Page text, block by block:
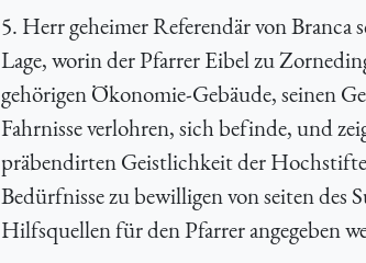
5. Herr geheimer Referendär von
Lage, worin der Pfarrer Eibel zu
gehörigen Ökonomie-Gebäude, seinen
Fahrnisse verlohren, sich befinde, und
präbendirten Geistlichkeit der
Bedürfnisse zu bewilligen von seiten des
Hilfsquellen für den Pfarrer angegeben